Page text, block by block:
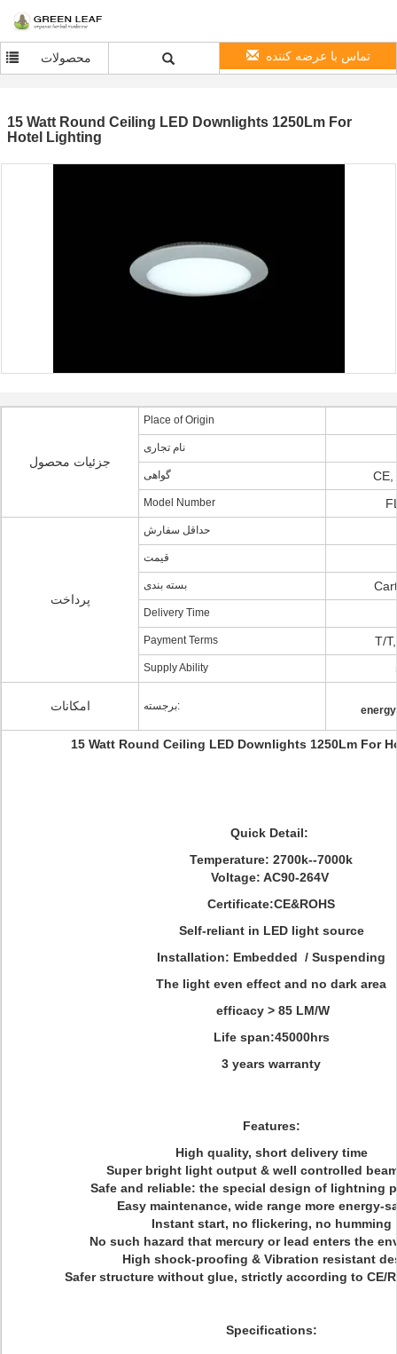
محصولات تماس با عرضه کننده
15 Watt Round Ceiling LED Downlights 1250Lm For
Hotel Lighting
جزئیات محصول
Place of Origin
نام تجاری
گواهی CE,
Model Number
پرداخت
حداقل سفارش
قیمت
بسته بندی
Delivery Time
Payment Terms T/
Supply Ability
امکانات برجسته:
15 Watt Round Ceiling LED Downlights 1250Lm For
Quick Detail:
Temperature: 2700k--7000k
Voltage: AC90-264V
Certificate:CE&ROHS
Self-reliant in LED light source
Installation: Embedded / Suspending
The light even effect and no dark area
efficacy > 85 LM/W
Life span:45000hrs
3 years warranty
Features:
High quality, short delivery time
Super bright light output & well controlled
Safe and reliable: the special design of lightning
Easy maintenance, wide range more energy-
Instant start, no flickering, no humming
No such hazard that mercury or lead enters the
High shock-proofing & Vibration resistant
Safer structure without glue, strictly according to CE/
Specifications: